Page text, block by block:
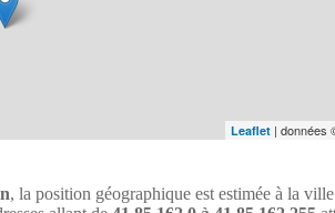
Leaflet | données
, la position géographique est estimée à la